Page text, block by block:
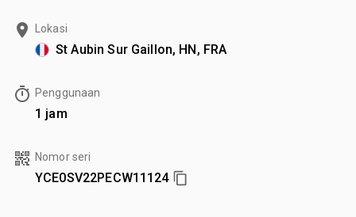
Lokasi
St Aubin Sur Gaillon, HN, FRA
Penggunaan
1 jam
Nomor seri
YCE0SV22PECW11124